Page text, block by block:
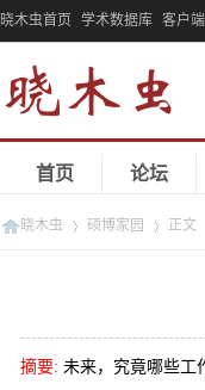
晓木虫首页 学术数据库 客户端
首页 论坛
晓木虫 硕博家园 正文
摘要: 未来，究竟哪些工